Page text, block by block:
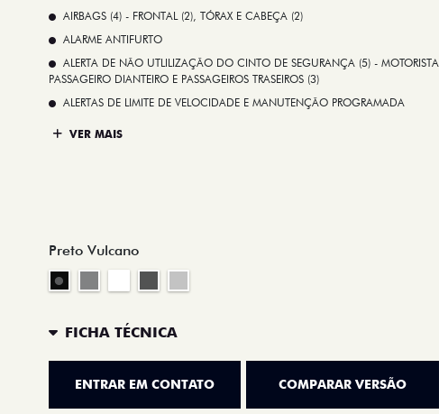
AIRBAGS (4) - FRONTAL (2), TÓRAX E CABEÇA (2)
ALARME ANTIFURTO
ALERTA DE NÃO UTLILIZAÇÃO DO CINTO DE SEGURANÇA (5) - MOTORISTA,
PASSAGEIRO DIANTEIRO E PASSAGEIROS TRASEIROS (3)
ALERTAS DE LIMITE DE VELOCIDADE E MANUTENÇÃO PROGRAMADA
VER MAIS
Preto Vulcano
FICHA TÉCNICA
ENTRAR EM CONTATO COMPARAR VERSÃO